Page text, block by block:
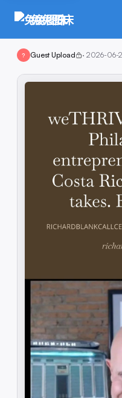
兔兔图床
? Guest Upload · 2026-06-